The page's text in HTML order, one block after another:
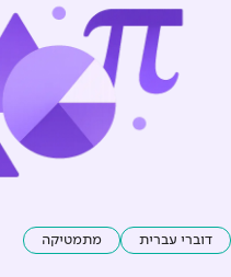
דוברי עברית מתמטיקה